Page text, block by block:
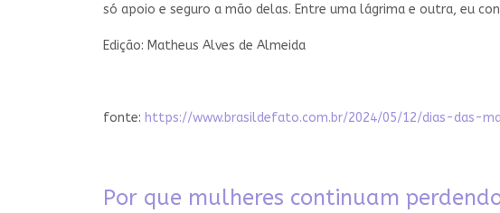
só apoio e seguro a mão delas. Entre uma lágrima e outra, eu
Edição: Matheus Alves de Almeida
fonte: https://www.brasildefato.com.br/2024/05/12/dias-
Por que mulheres continuam